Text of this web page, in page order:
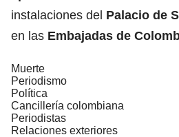
instalaciones del Palacio de
en las Embajadas de
Muerte
Periodismo
Política
Cancillería colombiana
Periodistas
Relaciones exteriores